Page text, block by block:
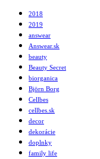
2018
2019
answear
Answear.sk
beauty
Beauty Secret
biorganica
Björn Borg
Cellbes
cellbes.sk
decor
dekorácie
doplnky
family life